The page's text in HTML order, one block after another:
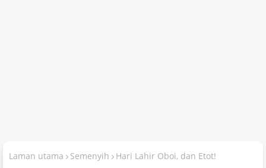
Laman utama Semenyih Hari Lahir Oboi, dan Etot!